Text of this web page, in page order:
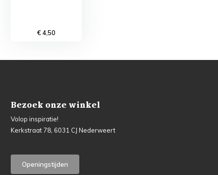
€ 4,50
Bezoek onze winkel
Volop inspiratie!
Kerkstraat 78, 6031 CJ Nederweert
Openingstijden